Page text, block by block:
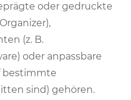
oder gedruckte
(z. B.
oder anpassbare
bestimmte
sind) gehören.